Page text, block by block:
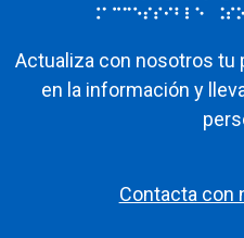
Actualiza con nosotros tu
en la información y
Contacta con